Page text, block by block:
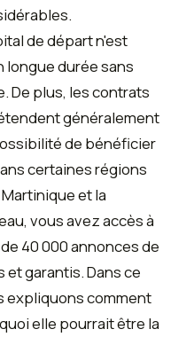
de départ n'est
longue durée sans
De plus, les contrats
généralement
de bénéficier
certaines régions
et la
vous avez accès à
40 000 annonces de
garantis. Dans ce
expliquons comment
elle pourrait être la